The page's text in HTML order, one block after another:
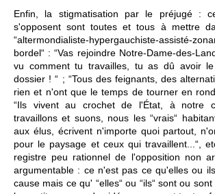
Enfin, la stigmatisation par le préjugé :
s'opposent sont toutes et tous à mettre
“altermondialiste-hypergauchiste-assisté-
bordel“ : “Vas rejoindre Notre-Dame-des-
vu comment tu travailles, tu as dû avoir
dossier ! “ ; “Tous des feignants, des
rien et n'ont que le temps de tourner en
“Ils vivent au crochet de l'État, à notre
travaillons et suons, nous les “vrais“
aux élus, écrivent n'importe quoi partout,
pour le paysage et ceux qui travaillent...“,
registre peu rationnel de l'opposition non
argumentable : ce n'est pas ce qu'elles ou
cause mais ce qu' “elles“ ou “ils“ sont ou